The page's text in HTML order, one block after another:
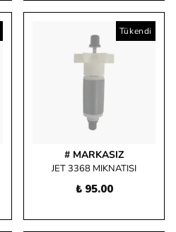
Tükendi
# MARKASIZ
JET 3368 MIKNATISI
₺ 95.00